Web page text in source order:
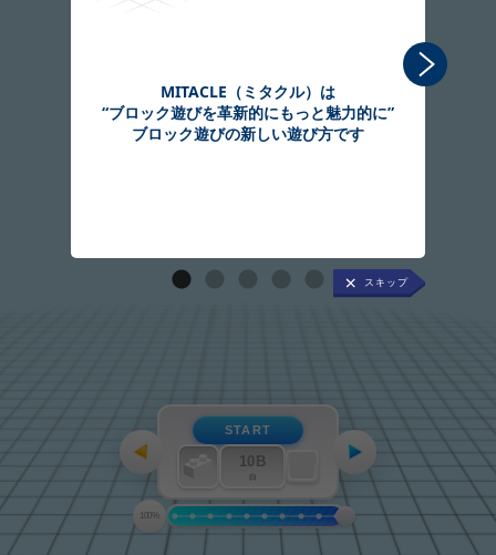
MITACLE（ミタクル）は
“ブロック遊びを革新的にもっと魅力的に”
ブロック遊びの新しい遊び方です
START
10B
白
100%